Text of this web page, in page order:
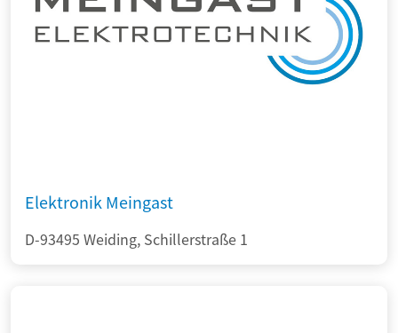
Elektronik Meingast
D-93495 Weiding, Schillerstraße 1